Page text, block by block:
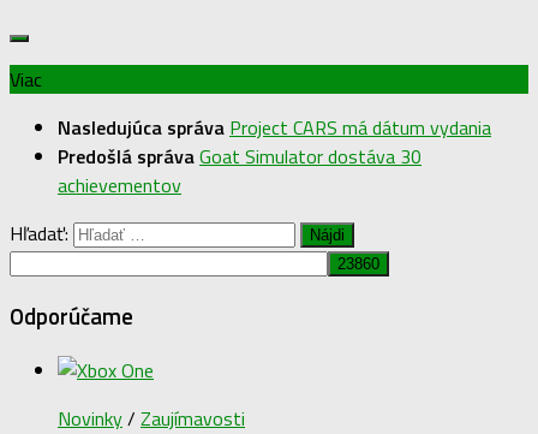
Viac
Nasledujúca správa Project CARS má dátum vydania
Predošlá správaGoat Simulator dostáva 30
achievementov
Hľadať:
Odporúčame
Novinky/ Zaujímavosti